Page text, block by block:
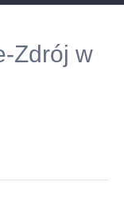
Zdrój w